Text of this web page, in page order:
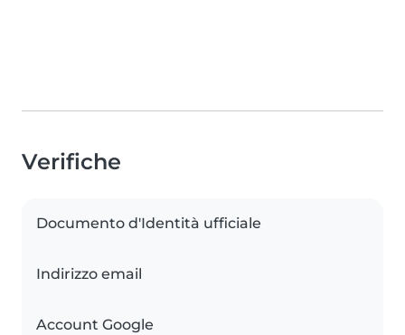
Verifiche
Documento d'Identità ufficiale
Indirizzo email
Account Google